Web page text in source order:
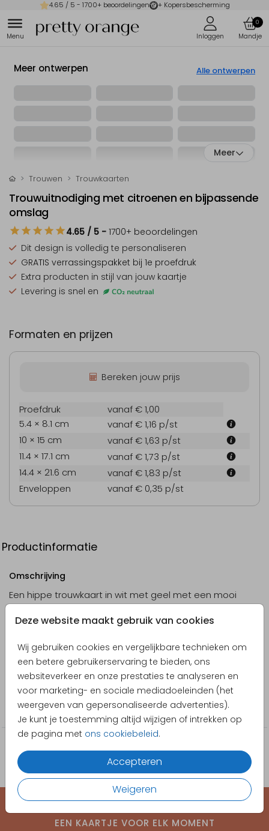
4.65 / 5 - 1700+ beoordelingen + Kopersbescherming
0
Deze website maakt gebruik van cookies
Wij gebruiken cookies en vergelijkbare technieken om
een betere gebruikerservaring te bieden, ons
websiteverkeer en onze prestaties te analyseren en
voor marketing- en sociale mediadoeleinden (het
weergeven van gepersonaliseerde advertenties).
Je kunt je toestemming altijd wijzigen of intrekken op
de pagina met ons cookiebeleid.
Accepteren
Weigeren
Meer ontwerpen Alle ontwerpen
Meer
Trouwen Trouwkaarten
Trouwuitnodiging met citroenen en bijpassende
omslag
4.65 / 5 - 1700+ beoordelingen
Dit design is volledig te personaliseren
GRATIS verrassingspakket bij 1e proefdruk
Extra producten in stijl van jouw kaartje
Levering is snel en
Formaten en prijzen
Bereken jouw prijs
Proefdruk
vanaf € 1,00
5.4 × 8.1 cm
vanaf € 1,16 p/st
10 × 15 cm
vanaf € 1,63 p/st
11.4 × 17.1 cm
vanaf € 1,73 p/st
14.4 × 21.6 cm
vanaf € 1,83 p/st
Enveloppen
vanaf € 0,35 p/st
Productinformatie
Omschrijving
Een hippe trouwkaart in wit met geel met een mooi
omslag terugkomen.
Designer
Stijlvolle Trouwkaarten
Collectie
Trouwkaarten
EEN KAARTJE VOOR ELK MOMENT